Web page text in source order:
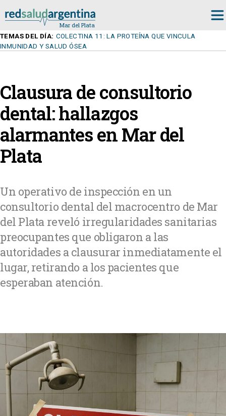
TEMAS DEL DÍA: COLECTINA 11: LA PROTEÍNA QUE VINCULA
INMUNIDAD Y SALUD ÓSEA
Clausura de consultorio
dental: hallazgos
alarmantes en Mar del
Plata
Un operativo de inspección en un
consultorio dental del macrocentro de Mar
del Plata reveló irregularidades sanitarias
preocupantes que obligaron a las
autoridades a clausurar inmediatamente el
lugar, retirando a los pacientes que
esperaban atención.